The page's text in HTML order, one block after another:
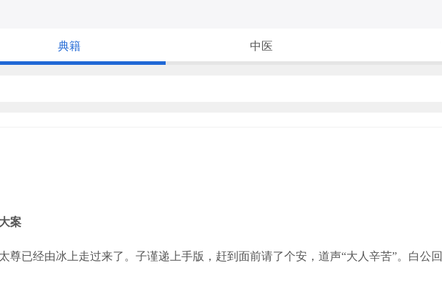
典籍 中医
案
已经由冰上走过来了。子谨递上手版，赶到面前请了个安，道声“大人辛苦”。白公